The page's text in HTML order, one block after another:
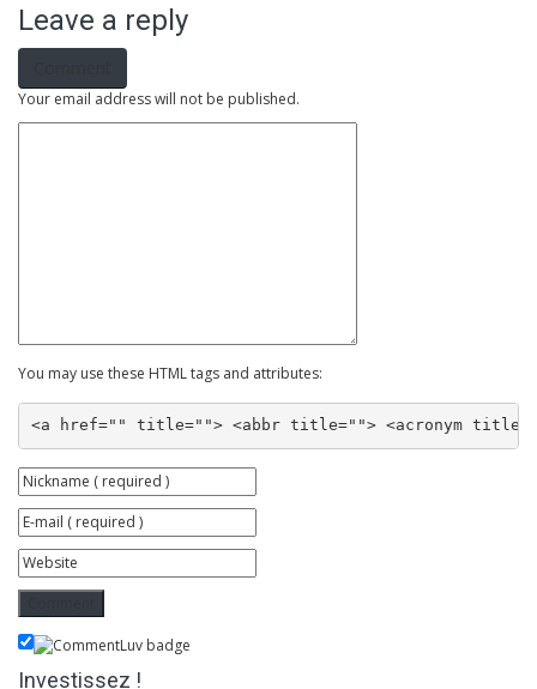
Leave a reply
Your email address will not be published.
You may use these HTML tags and attributes:
<a href="" title=""> <abbr title=""> <acronym
Investissez !